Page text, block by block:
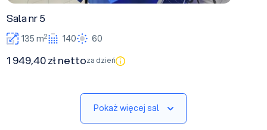
Sala nr 5
135 m2 140 60
1 949,40 zł nettoza dzień
Pokaż więcej sal